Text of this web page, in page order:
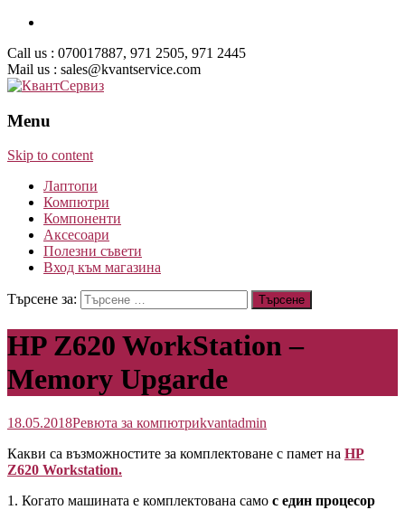
Call us : 070017887, 971 2505, 971 2445
Mail us : sales@kvantservice.com
Menu
Skip to content
Лаптопи
Компютри
Компоненти
Аксесоари
Полезни съвети
Вход към магазина
Търсене за:
HP Z620 WorkStation –
Memory Upgarde
18.05.2018Ревюта за компютриkvantadmin
Какви са възможностите за комплектоване с памет на HP
Z620 Workstation.
1. Когато машината е комплектована само с един процесор